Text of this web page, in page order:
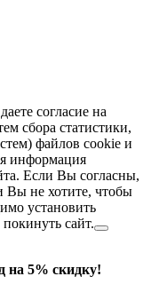
согласие на
сбора статистики,
файлов cookie и
информация
Если Вы согласны,
Вы не хотите, чтобы
установить
сайт.
на 5% скидку!